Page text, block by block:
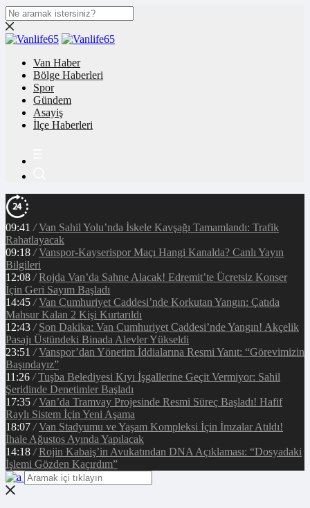
Van Haber
Bölge Haberleri
Spor
Gündem
Asayiş
İlçe Haberleri
09:41 / Van Sahil Yolu’nda İskele Kavşağı Tamamlandı: Trafik
Rahatlayacak
09:18 / Vanspor-Kayserispor Maçı Hangi Kanalda? Canlı Yayın
Bilgileri
12:08 / Rojda Van’da Sahne Alacak! Edremit’te Ücretsiz Konser
İçin Geri Sayım Başladı
14:45 / Van Cumhuriyet Caddesi’nde Korkutan Yangın: Çatıda
Mahsur Kalan 2 Kişi Kurtarıldı
12:43 / Son Dakika: Van Cumhuriyet Caddesi’nde Yangın! Akçelik
Pasajı Üstündeki Binada Alevler Yükseldi
23:51 / Vanspor’dan Yönetim İddialarına Resmi Yanıt: “Görevimizin
Başındayız”
11:26 / Tuşba Belediyesi Kıyı İşgallerine Geçit Vermiyor: Sahil
Şeridinde Denetimler Başladı
17:35 / Van’da Tramvay Projesinde Resmi Süreç Başladı! Hafif
Raylı Sistem İçin Yeni Aşama
18:07 / Van Stadyumu ve Yaşam Kompleksi İçin İmzalar Atıldı!
İhale Ağustos Ayında Yapılacak
14:18 / Rojin Kabaiş’in Avukatından DNA Açıklaması: “Dosyadaki
İşlemi Gözden Kaçırdım”